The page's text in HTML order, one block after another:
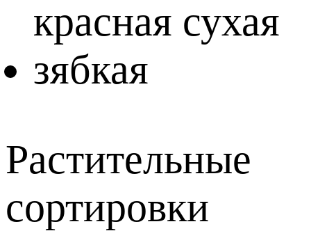
Растительные
сортировки